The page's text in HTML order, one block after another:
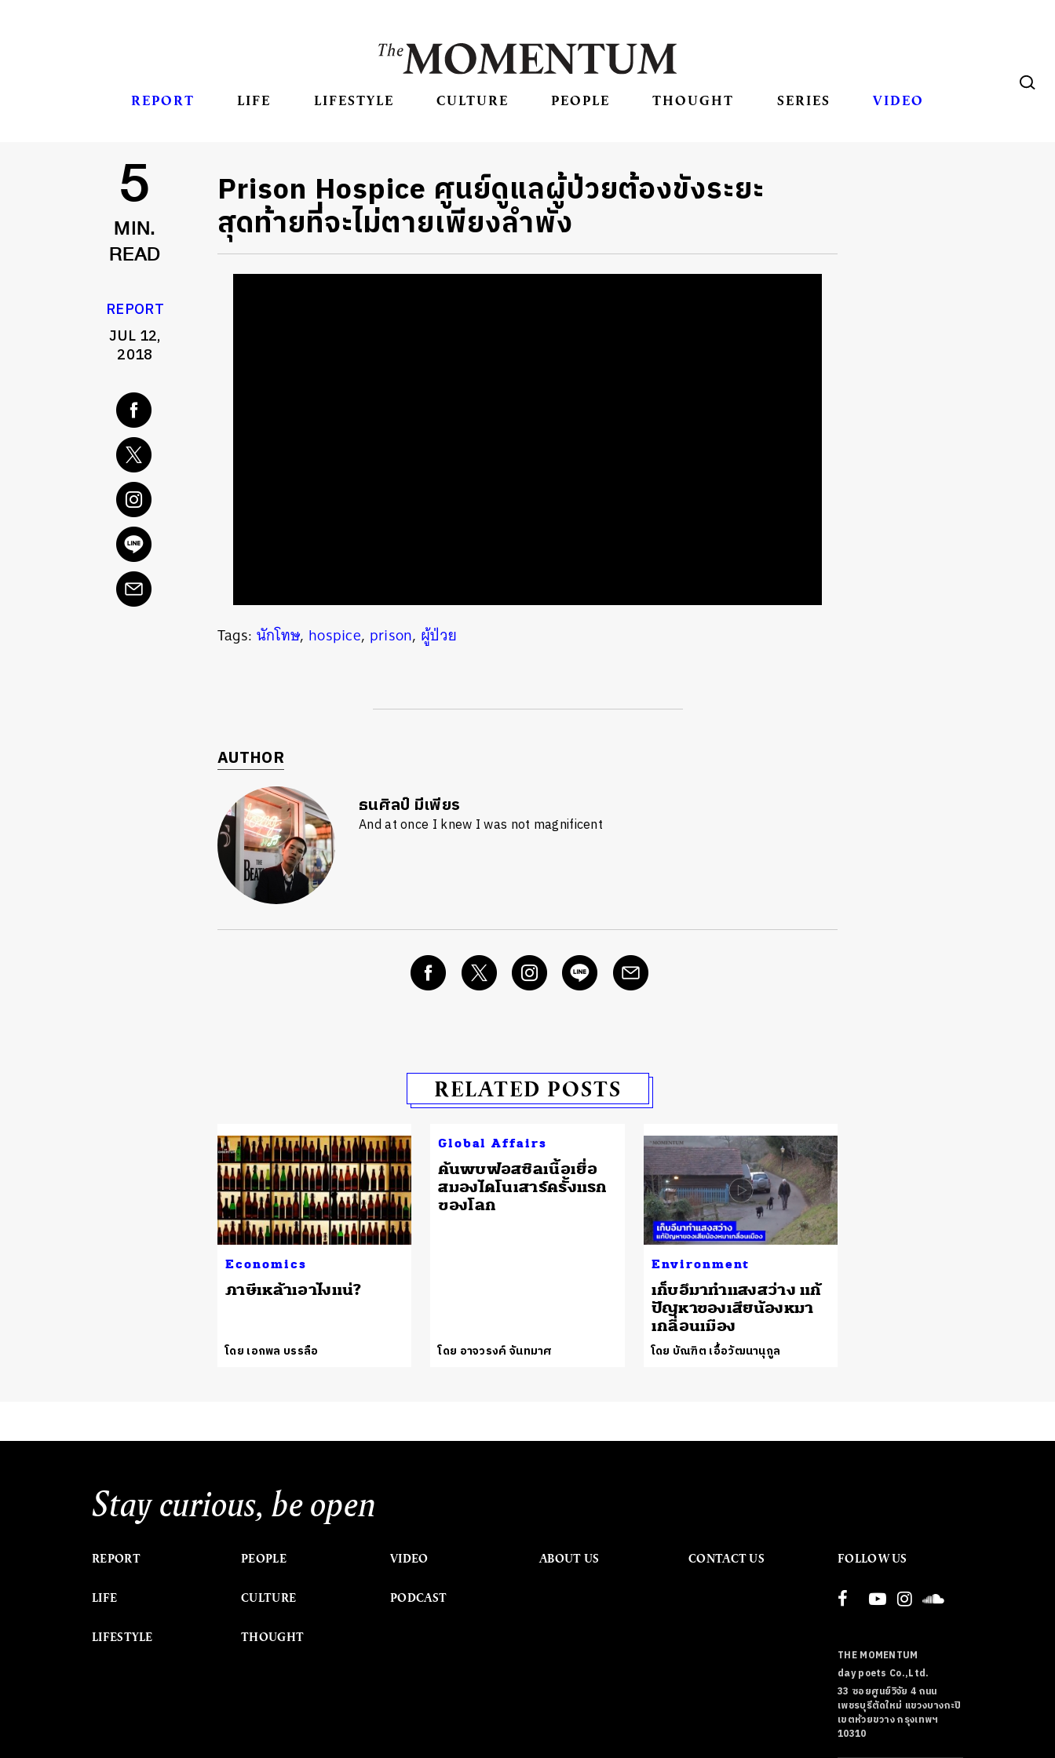
REPORT LIFE LIFESTYLE CULTURE PEOPLE THOUGHT SERIES VIDEO
5
MIN.
READ
REPORT
JUL 12,
2018
Prison Hospice ศูนย์ดูแลผู้ป่วยต้องขังระยะ
สุดท้ายที่จะไม่ตายเพียงลำพัง
Tags: นักโทษ, hospice, prison, ผู้ป่วย
AUTHOR
ธนศิลป์ มีเพียร
And at once I knew I was not magnificent
RELATED POSTS
Economics
ภาษีเหล้าเอาไงแน่?
โดย เอกพล บรรลือ
Global Affairs
ค้นพบฟอสซิลเนื้อเยื่อ
สมองไดโนเสาร์ครั้งแรก
ของโลก
โดย อาจวรงค์ จันทมาศ
Environment
เก็บอึมาทำแสงสว่าง แก้
ปัญหาของเสียน้องหมา
เกลื่อนเมือง
โดย บัณฑิต เอื้อวัฒนานุกูล
Stay curious, be open
REPORT
LIFE
LIFESTYLE
PEOPLE
CULTURE
THOUGHT
VIDEO
PODCAST
ABOUT US CONTACT US FOLLOW US
THE MOMENTUM
day poets Co.,Ltd.
33 ซอยศูนย์วิจัย 4 ถนน
เพชรบุรีตัดใหม่ แขวงบางกะปิ
เขตห้วยขวาง กรุงเทพฯ
10310